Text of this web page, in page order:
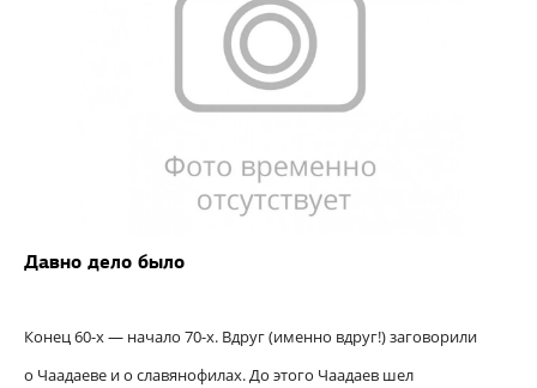
Давно дело было
Конец 60-х — начало 70-х. Вдруг (именно вдруг!) заговорили
о Чаадаеве и о славянофилах. До этого Чаадаев шел